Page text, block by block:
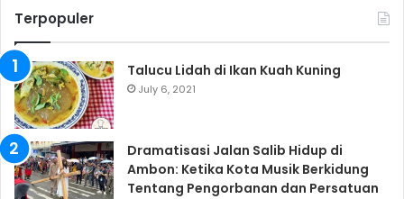
Terpopuler
Talucu Lidah di Ikan Kuah Kuning
July 6, 2021
Dramatisasi Jalan Salib Hidup di
Ambon: Ketika Kota Musik Berkidung
Tentang Pengorbanan dan Persatuan